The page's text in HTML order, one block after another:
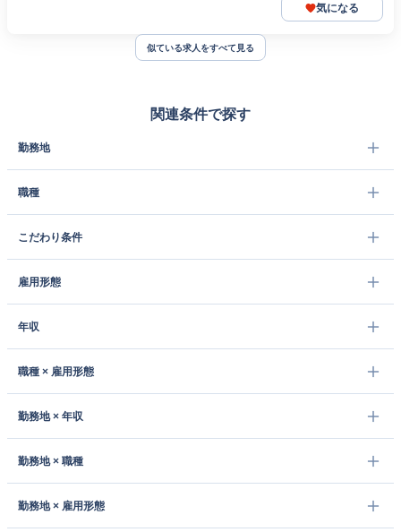
気になる
似ている求人をすべて見る
関連条件で探す
勤務地
職種
こだわり条件
雇用形態
年収
職種 × 雇用形態
勤務地 × 年収
勤務地 × 職種
勤務地 × 雇用形態